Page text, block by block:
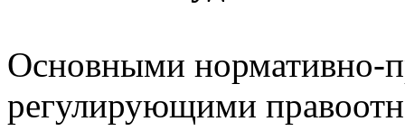
Основными нормативно-
регулирующими